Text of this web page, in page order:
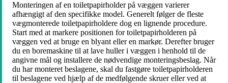
Monteringen af en toiletpapirholder på væggen varierer
afhængigt af den specifikke model. Generelt følger de fleste
vægmonterede toiletpapirholdere dog en lignende procedure.
Start med at markere positionen for toiletpapirholderen på
væggen ved at bruge en blyant eller en markør. Derefter bruger
du en boremaskine til at lave huller i væggen i henhold til de
angivne mål og installere de nødvendige monteringsbeslag. Når
du har monteret beslagene, skal du fastgøre toiletpapirholderen
til beslagene ved hjælp af de medfølgende skruer eller ved at